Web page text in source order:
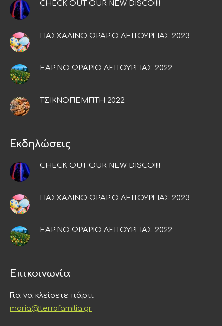
CHECK OUT OUR NEW DISCO!!!!
ΠΑΣΧΑΛΙΝΟ ΩΡΑΡΙΟ ΛΕΙΤΟΥΡΓΙΑΣ 2023
ΕΑΡΙΝΟ ΩΡΑΡΙΟ ΛΕΙΤΟΥΡΓΙΑΣ 2022
ΤΣΙΚΝΟΠΕΜΠΤΗ 2022
Εκδηλώσεις
CHECK OUT OUR NEW DISCO!!!!
ΠΑΣΧΑΛΙΝΟ ΩΡΑΡΙΟ ΛΕΙΤΟΥΡΓΙΑΣ 2023
ΕΑΡΙΝΟ ΩΡΑΡΙΟ ΛΕΙΤΟΥΡΓΙΑΣ 2022
Επικοινωνία
Για να κλείσετε πάρτι
maria@terrafamilia.gr